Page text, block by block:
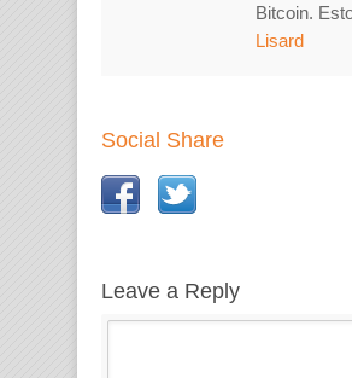
Bitcoin.
Lisard
Social Share
Leave a Reply